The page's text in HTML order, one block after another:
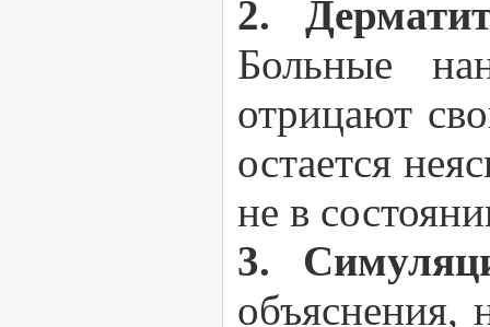
2.
Больные
отрицают
остается
не в
3.
объяснения,